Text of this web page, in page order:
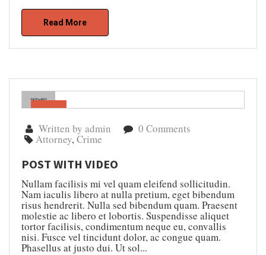
Read More
Gen
05
Written by admin 0 Comments
Attorney,Crime
POST WITH VIDEO
Nullam facilisis mi vel quam eleifend sollicitudin.
Nam iaculis libero at nulla pretium, eget bibendum
risus hendrerit. Nulla sed bibendum quam. Praesent
molestie ac libero et lobortis. Suspendisse aliquet
tortor facilisis, condimentum neque eu, convallis
nisi. Fusce vel tincidunt dolor, ac congue quam.
Phasellus at justo dui. Ut sol...